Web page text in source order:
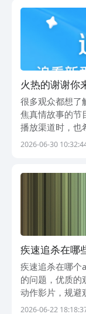
火热的谢谢你
以看谢谢你来
很多观众都想了
焦真情故事的节
播放渠道时，也
豆荚挑选相关工
2026-06-30
疾速追杀在哪
杀分享
疾速追杀在哪个
的问题，优质的
动作影片，规避
观影软件时，都
2026-06-22